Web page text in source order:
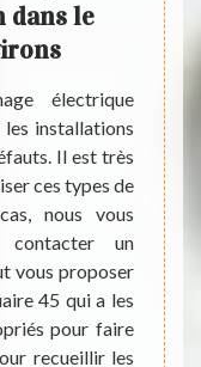
dans le
électrique
installations
Il est très
ces types de
nous vous
contacter un
vous proposer
45 qui a les
pour faire
recueillir les
un
une
de